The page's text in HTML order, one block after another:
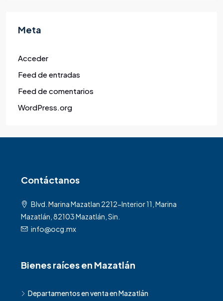
Meta
Acceder
Feed de entradas
Feed de comentarios
WordPress.org
Contáctanos
Blvd. Marina Mazatlan 2212-Interior 11, Marina
Mazatlán, 82103 Mazatlán, Sin.
info@ocg.mx
Bienes raíces en Mazatlán
Departamentos en venta en Mazatlán